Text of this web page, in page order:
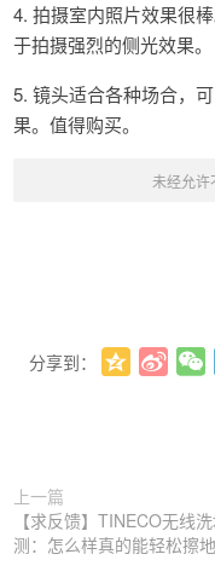
4. 拍摄室内照片效果很
于拍摄强烈的侧光效果。
5. 镜头适合各种场合，
果。值得购买。
未经允许
分享到：
上一篇
【求反馈】TINECO无线
测：怎么样真的能轻松擦地